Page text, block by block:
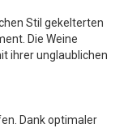
Stil gekelterten
Die Weine
ihrer unglaublichen
Dank optimaler